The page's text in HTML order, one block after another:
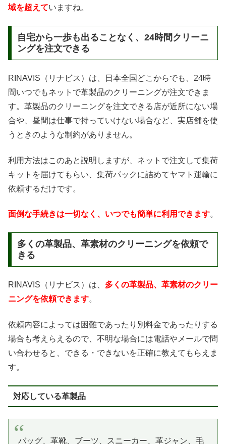
域を超えていますね。
自宅から一歩も出ることなく、24時間クリーニ
ングを注文できる
RINAVIS（リナビス）は、日本全国どこからでも、24時
間いつでもネットで革製品のクリーニングが注文できま
す。革製品のクリーニングを注文できる店が近所にない場
合や、昼間は仕事で持っていけない場合など、実店舗を使
うときのような制約がありません。
利用方法はこのあと説明しますが、ネットで注文して集荷
キットを届けてもらい、集荷パックに詰めてヤマト運輸に
依頼するだけです。
面倒な手続きは一切なく、いつでも簡単に利用できます。
多くの革製品、革素材のクリーニングを依頼で
きる
RINAVIS（リナビス）は、 多くの革製品、革素材のクリー
ニングを依頼できます。
依頼内容によっては困難であったり別料金であったりする
場合も考えらえるので、不明な場合には電話やメールで問
い合わせると、できる・できないを正確に教えてもらえま
す。
対応している革製品
バッグ、革靴、ブーツ、スニーカー、革ジャン、毛